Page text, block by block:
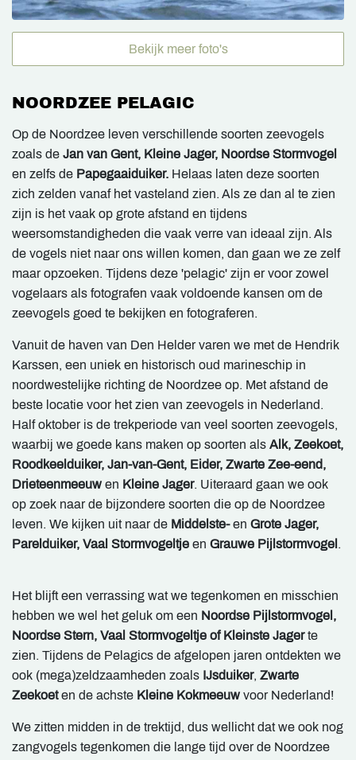
Bekijk meer foto's
NOORDZEE PELAGIC
Op de Noordzee leven verschillende soorten zeevogels
zoals de Jan van Gent, Kleine Jager, Noordse Stormvogel
en zelfs de Papegaaiduiker. Helaas laten deze soorten
zich zelden vanaf het vasteland zien. Als ze dan al te zien
zijn is het vaak op grote afstand en tijdens
weersomstandigheden die vaak verre van ideaal zijn. Als
de vogels niet naar ons willen komen, dan gaan we ze zelf
maar opzoeken. Tijdens deze 'pelagic' zijn er voor zowel
vogelaars als fotografen vaak voldoende kansen om de
zeevogels goed te bekijken en fotograferen.
Vanuit de haven van Den Helder varen we met de Hendrik
Karssen, een uniek en historisch oud marineschip in
noordwestelijke richting de Noordzee op. Met afstand de
beste locatie voor het zien van zeevogels in Nederland.
Half oktober is de trekperiode van veel soorten zeevogels,
waarbij we goede kans maken op soorten als Alk, Zeekoet,
Roodkeelduiker, Jan-van-Gent, Eider, Zwarte Zee-eend,
Drieteenmeeuw en Kleine Jager. Uiteraard gaan we ook
op zoek naar de bijzondere soorten die op de Noordzee
leven. We kijken uit naar de Middelste-en Grote Jager,
Parelduiker, Vaal Stormvogeltje en Grauwe Pijlstormvogel .
Het blijft een verrassing wat we tegenkomen en misschien
hebben we wel het geluk om een Noordse Pijlstormvogel,
Noordse Stern, Vaal Stormvogeltje of Kleinste Jagerte
zien. Tijdens de Pelagics de afgelopen jaren ontdekten we
ook (mega)zeldzaamheden zoals IJsduiker, Zwarte
Zeekoeten de achste Kleine Kokmeeuw voor Nederland!
We zitten midden in de trektijd, dus wellicht dat we ook nog
zangvogels tegenkomen die lange tijd over de Noordzee